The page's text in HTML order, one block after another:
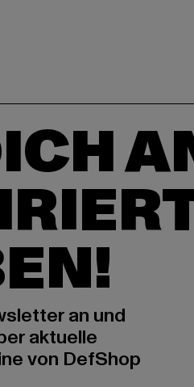
an und
aktuelle
von DefShop